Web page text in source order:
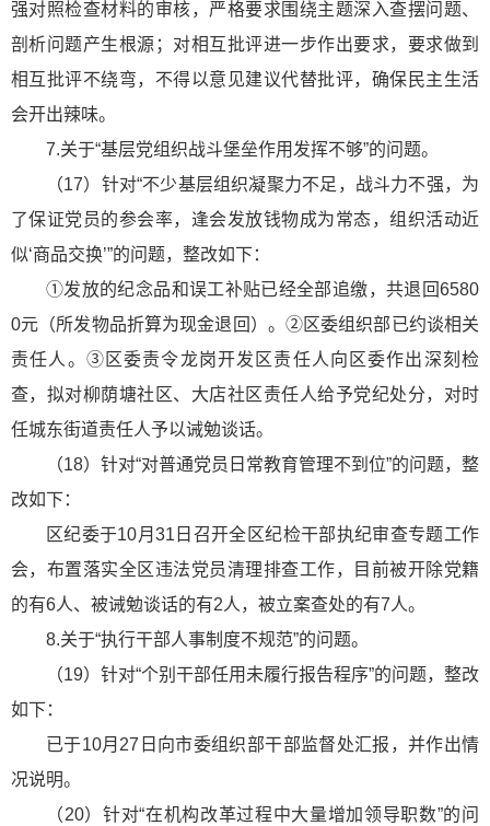
强对照检查材料的审核，严格要求围绕主题深入查摆问题、
剖析问题产生根源；对相互批评进一步作出要求，要求做到
相互批评不绕弯，不得以意见建议代替批评，确保民主生活
会开出辣味。
7.关于“基层党组织战斗堡垒作用发挥不够”的问题。
（17）针对“不少基层组织凝聚力不足，战斗力不强，为
了保证党员的参会率，逢会发放钱物成为常态，组织活动近
似‘商品交换’”的问题，整改如下：
①发放的纪念品和误工补贴已经全部追缴，共退回6580
0元（所发物品折算为现金退回）。②区委组织部已约谈相关
责任人。③区委责令龙岗开发区责任人向区委作出深刻检
查，拟对柳荫塘社区、大店社区责任人给予党纪处分，对时
任城东街道责任人予以诫勉谈话。
（18）针对“对普通党员日常教育管理不到位”的问题，整
改如下：
区纪委于10月31日召开全区纪检干部执纪审查专题工作
会，布置落实全区违法党员清理排查工作，目前被开除党籍
的有6人、被诫勉谈话的有2人，被立案查处的有7人。
8.关于“执行干部人事制度不规范”的问题。
（19）针对“个别干部任用未履行报告程序”的问题，整改
如下：
已于10月27日向市委组织部干部监督处汇报，并作出情
况说明。
（20）针对“在机构改革过程中大量增加领导职数”的问